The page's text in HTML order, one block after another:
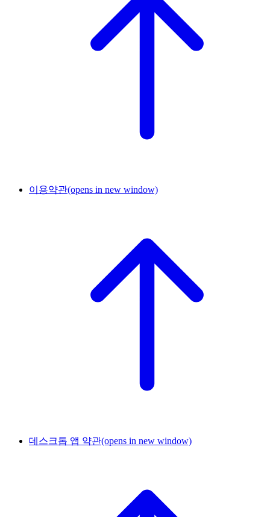
이용약관(opens in new window)
데스크톱 앱 약관(opens in new window)